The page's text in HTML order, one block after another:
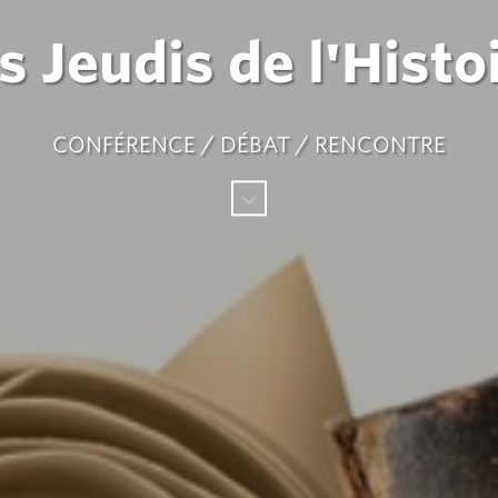
Jeudis de
CONFÉRENCE / DÉBAT / RENCONTRE